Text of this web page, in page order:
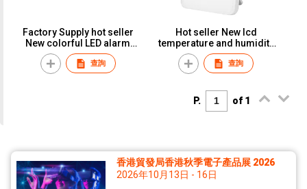
Factory Supply hot seller
New colorful LED alarm
clock
查詢
Hot seller New lcd
temperature and humidity
clock
查詢
P. of 1
香港貿發局香港秋季電子產品展 2026
2026年10月13日 - 16日